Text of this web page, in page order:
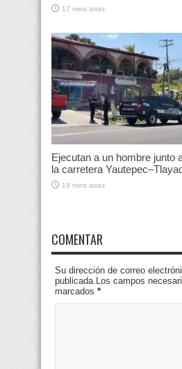
17 mins atras
Ejecutan a un hombre junto
la carretera
19 mins atras
COMENTAR
Su dirección de correo
publicada.Los campos
marcados *